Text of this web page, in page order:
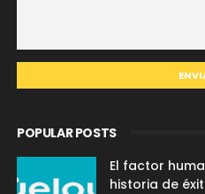
POPULAR POSTS
El factor
historia de